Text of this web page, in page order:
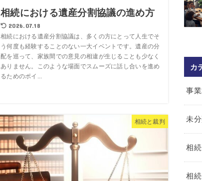
相続における遺産分割協議の進め方
2026.07.18
相続における遺産分割協議は、多くの方にとって人生でそ
う何度も経験することのない一大イベントです。遺産の分
配を巡って、家族間での意見の相違が生じることも少なく
ありません。このような場面でスムーズに話し合いを進め
るためのポイ...
相続と裁判
カ
事
未
相
相